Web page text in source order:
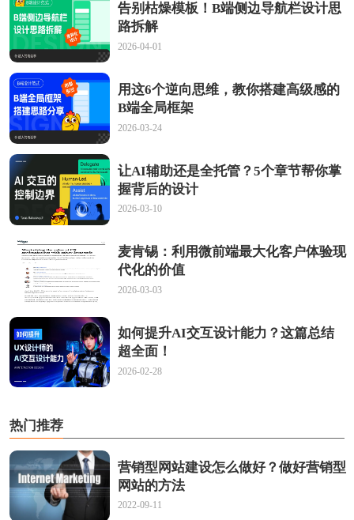
告别枯燥模板！B端侧边导航栏设计思
路拆解
2026-04-01
用这6个逆向思维，教你搭建高级感的
B端全局框架
2026-03-24
让AI辅助还是全托管？5个章节帮你掌
握背后的设计
2026-03-10
麦肯锡：利用微前端最大化客户体验现
代化的价值
2026-03-03
如何提升AI交互设计能力？这篇总结
超全面！
2026-02-28
热门推荐
营销型网站建设怎么做好？做好营销型
网站的方法
2022-09-11